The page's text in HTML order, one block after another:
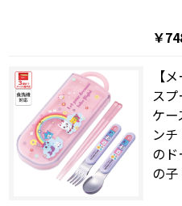
￥
【
ス
ケー
ン
の
の子